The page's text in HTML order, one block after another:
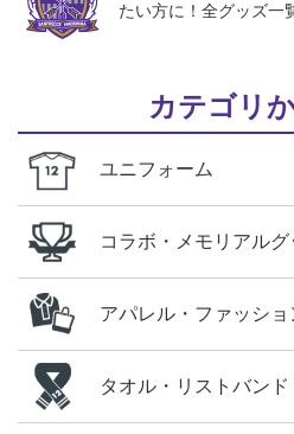
たい方に！全グッズ一
カテゴリ
ユニフォーム
コラボ・メモリアルグ
アパレル・ファッショ
タオル・リストバンド